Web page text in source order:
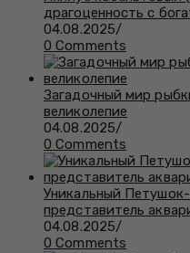
драгоценность с
04.08.2025/
0 Comments
Загадочный мир
великолепие
04.08.2025/
0 Comments
Уникальный
представитель
04.08.2025/
0 Comments